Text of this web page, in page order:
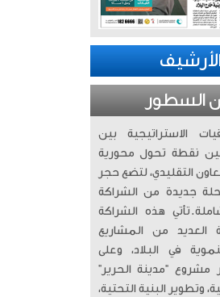
السطور
الاستراتيجية بين
نقطة تحول محورية
التقليدي، لتضع حجر
جديدة من الشراكة
​تأتي هذه الشراكة
العديد من المشاريع
في البلاد، وعلى
مشروع “مدينة الحرير”
وتطوير البنية التحتية،